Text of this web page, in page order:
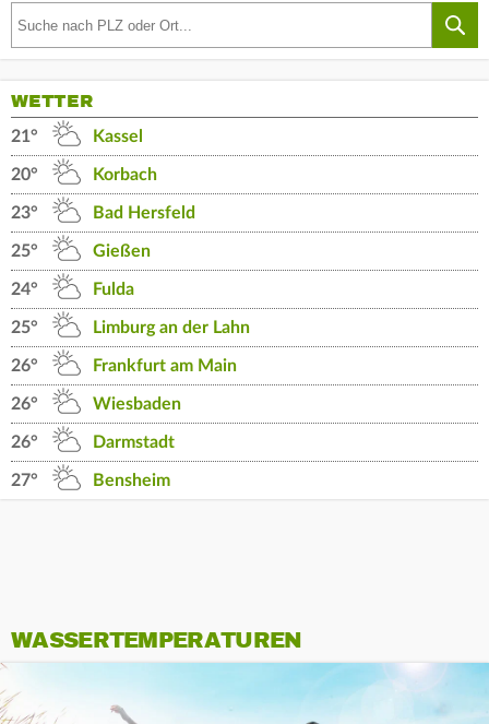
WETTER
21° Kassel
20° Korbach
23° Bad Hersfeld
25° Gießen
24° Fulda
25° Limburg an der Lahn
26° Frankfurt am Main
26° Wiesbaden
26° Darmstadt
27° Bensheim
WASSERTEMPERATUREN